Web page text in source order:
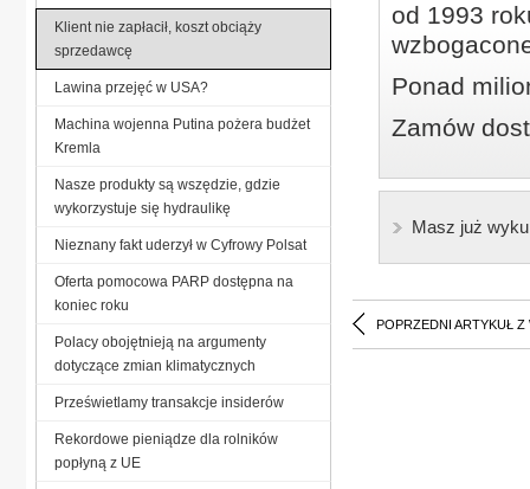
od 1993
Ponad
Zamów
Masz już
POPRZEDNI ARTYKUŁ Z
Klient nie zapłacił, koszt obciąży
sprzedawcę
Lawina przejęć w USA?
Machina wojenna Putina pożera budżet
Kremla
Nasze produkty są wszędzie, gdzie
wykorzystuje się hydraulikę
Nieznany fakt uderzył w Cyfrowy Polsat
Oferta pomocowa PARP dostępna na
koniec roku
Polacy obojętnieją na argumenty
dotyczące zmian klimatycznych
Prześwietlamy transakcje insiderów
Rekordowe pieniądze dla rolników
popłyną z UE